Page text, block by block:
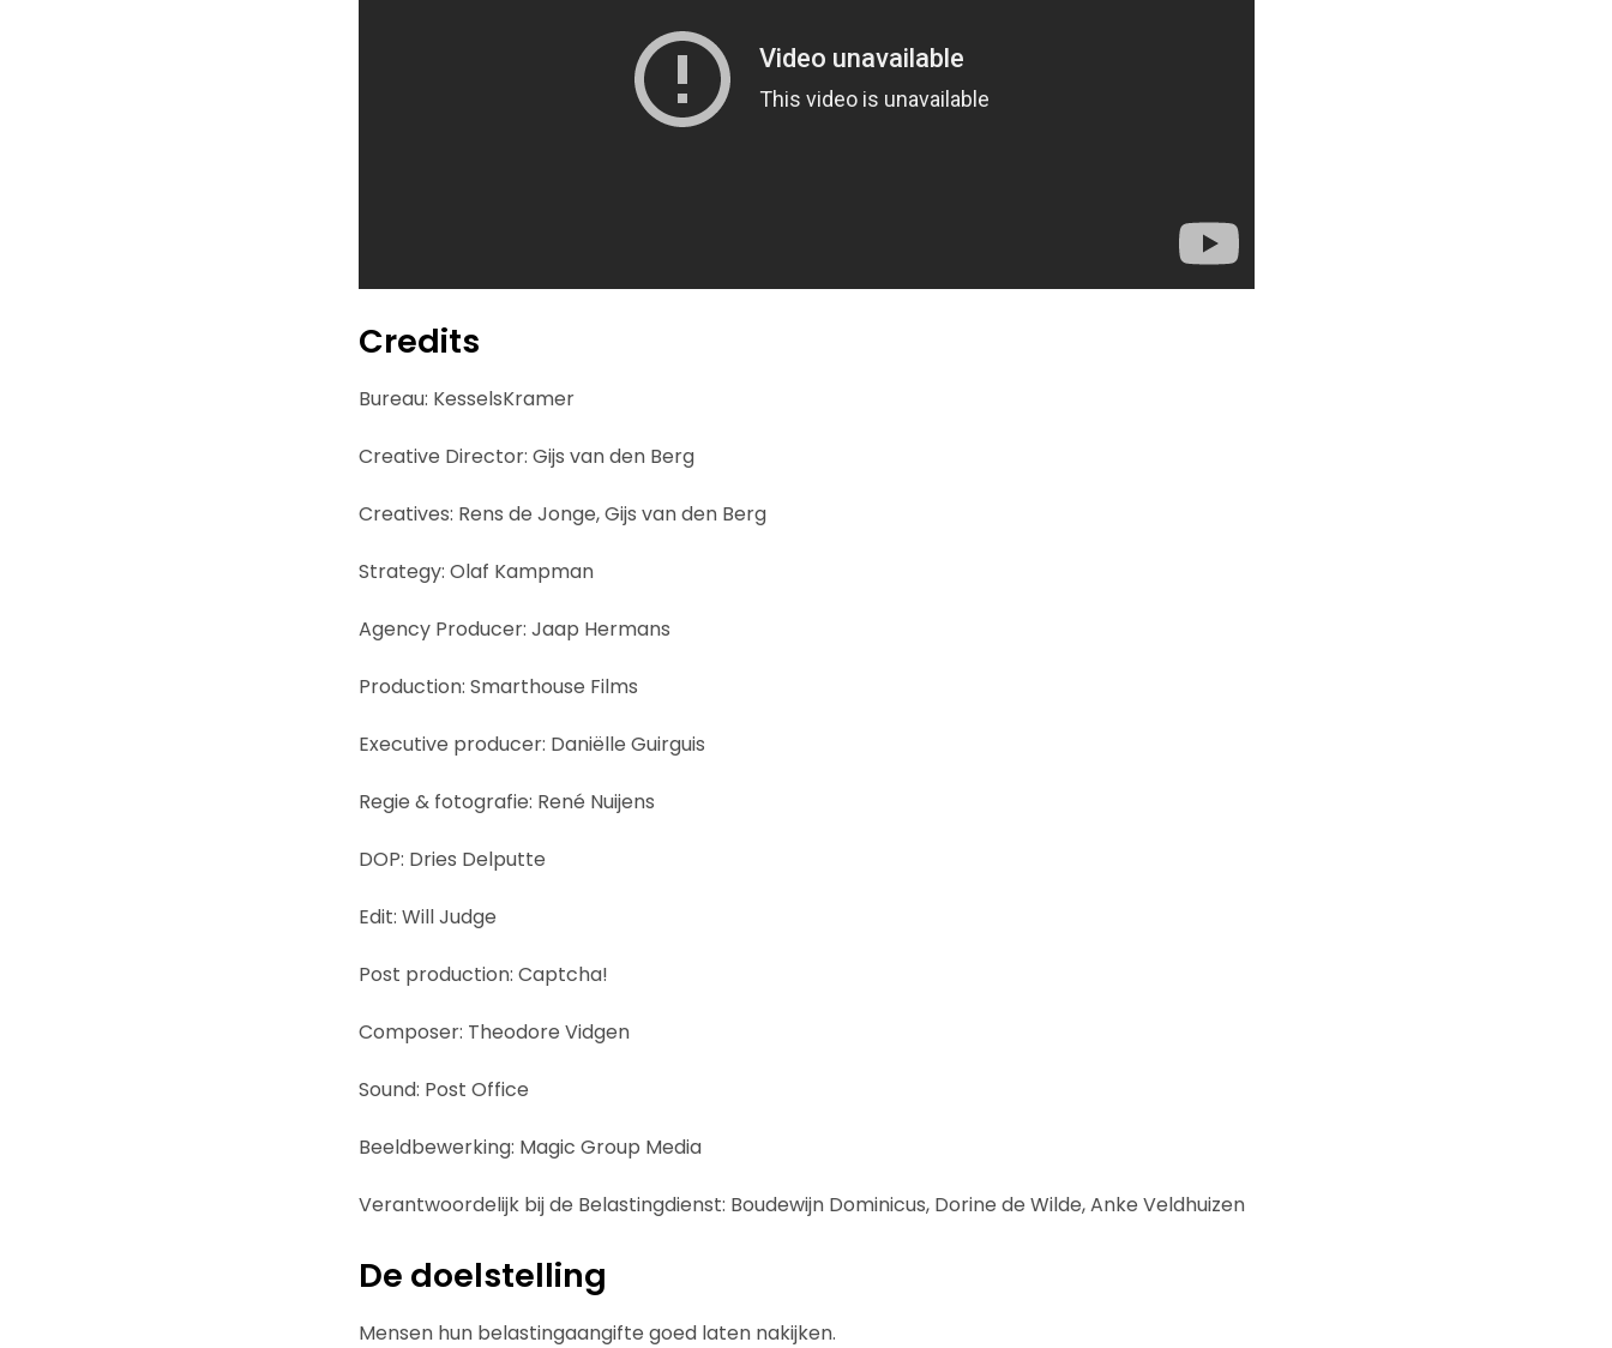
Credits
Bureau: KesselsKramer
Creative Director: Gijs van den Berg
Creatives: Rens de Jonge, Gijs van den Berg
Strategy: Olaf Kampman
Agency Producer: Jaap Hermans
Production: Smarthouse Films
Executive producer: Daniëlle Guirguis
Regie & fotografie: René Nuijens
DOP: Dries Delputte
Edit: Will Judge
Post production: Captcha!
Composer: Theodore Vidgen
Sound: Post Office
Beeldbewerking: Magic Group Media
Verantwoordelijk bij de Belastingdienst: Boudewijn Dominicus, Dorine de Wilde, Anke Veldhuizen
De doelstelling
Mensen hun belastingaangifte goed laten nakijken.